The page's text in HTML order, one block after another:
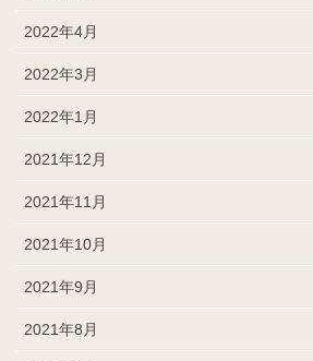
2022年4月
2022年3月
2022年1月
2021年12月
2021年11月
2021年10月
2021年9月
2021年8月